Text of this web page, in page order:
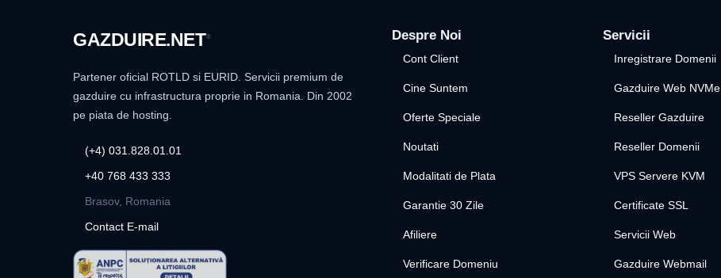
GAZDUIRE.NET®
Partener oficial ROTLD si EURID. Servicii premium de
gazduire cu infrastructura proprie in Romania. Din 2002
pe piata de hosting.
(+4) 031.828.01.01
+40 768 433 333
Brasov, Romania
Contact E-mail
Despre Noi
Cont Client
Cine Suntem
Oferte Speciale
Noutati
Modalitati de Plata
Garantie 30 Zile
Afiliere
Verificare Domeniu
Servicii
Inregistrare Domenii
Gazduire Web NVMe
Reseller Gazduire
Reseller Domenii
VPS Servere KVM
Certificate SSL
Servicii Web
Gazduire Webmail